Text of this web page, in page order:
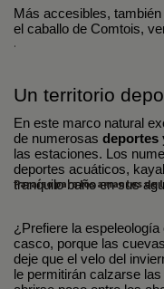
Más accesibles,
el caballo de Comtois,
.
Un territorio
En este marco natural
de numerosas deportes
las estaciones. Los
deportes acuáticos,
tranquilo baño en sus
Paraíso para los amantes de
¿Prefiere la
casco, porque las
deje que el velo del
le permitirán calzarse